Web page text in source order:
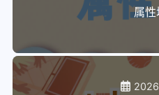
属性